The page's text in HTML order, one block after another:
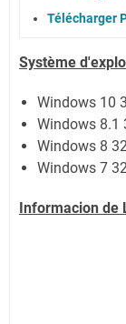
Télécharger
Système
Windows 10
Windows 8.1
Windows 8
Windows 7
Informacion de